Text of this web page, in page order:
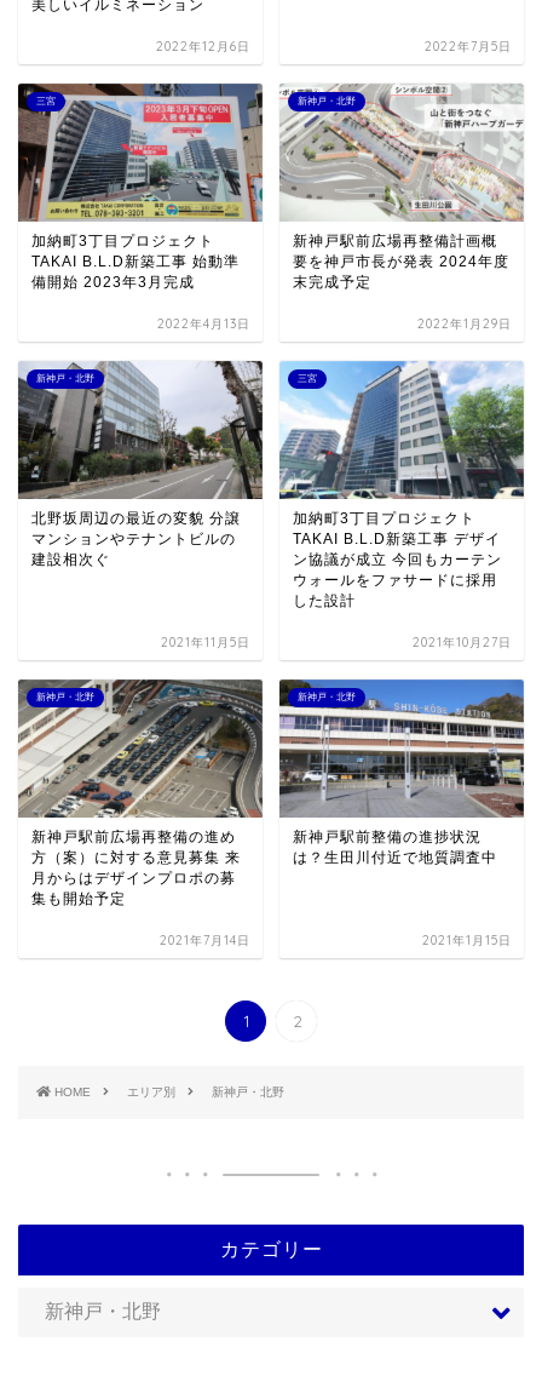
美しいイルミネーション
2022年12月6日 2022年7月5日
三宮
加納町3丁目プロジェクト
TAKAI B.L.D新築工事 始動準
備開始 2023年3月完成
2022年4月13日
新神戸・北野
新神戸駅前広場再整備計画概
要を神戸市長が発表 2024年度
末完成予定
2022年1月29日
新神戸・北野
北野坂周辺の最近の変貌 分譲
マンションやテナントビルの
建設相次ぐ
2021年11月5日
三宮
加納町3丁目プロジェクト
TAKAI B.L.D新築工事 デザイ
ン協議が成立 今回もカーテン
ウォールをファサードに採用
した設計
2021年10月27日
新神戸・北野
新神戸駅前広場再整備の進め
方（案）に対する意見募集 来
月からはデザインプロポの募
集も開始予定
2021年7月14日
新神戸・北野
新神戸駅前整備の進捗状況
は？生田川付近で地質調査中
2021年1月15日
1 2
HOME エリア別 新神戸・北野
カテゴリー